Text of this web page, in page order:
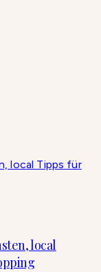
local